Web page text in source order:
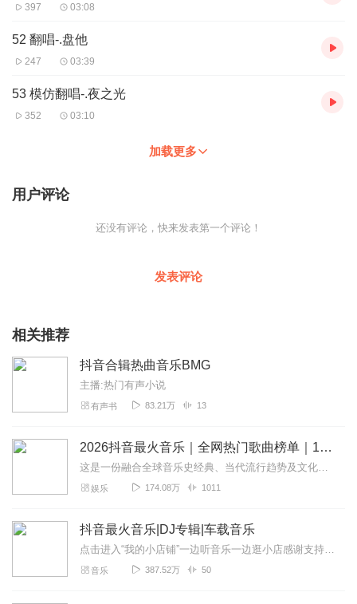
397 03:08
52 翻唱-.盘他
247 03:39
53 模仿翻唱-.夜之光
352 03:10
加载更多
用户评论
还没有评论，快来发表第一个评论！
发表评论
相关推荐
抖音合辑热曲音乐BMG
主播:热门有声小说
有声书 83.21万 13
2026抖音最火音乐｜全网热门歌曲榜单｜1000首
这是一份融合全球音乐史经典、当代流行趋势及文化深度的「地球最牛歌单」，涵盖权威榜单、时代符号与突破性作品，适合音乐爱好者探索与收藏：这份歌单不仅是音乐的集合，更...
娱乐 174.08万 1011
抖音最火音乐|DJ专辑|车载音乐
点击进入“我的小店铺”一边听音乐一边逛小店感谢支持！关注微信“唐厦科技”公众号，每天领外卖红包！每天更新好听的抖音热门音乐，欢迎关注！抖音DJ，抖音歌曲，抖音最...
音乐 387.52万 50